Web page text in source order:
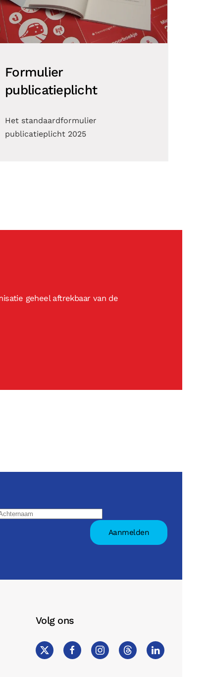
Formulier
publicatieplicht
Het standaardformulier
publicatieplicht 2025
geheel aftrekbaar van de
Volg ons